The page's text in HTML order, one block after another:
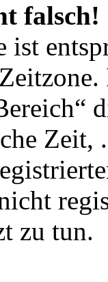
falsch!
ist
Zeit,
zu tun.